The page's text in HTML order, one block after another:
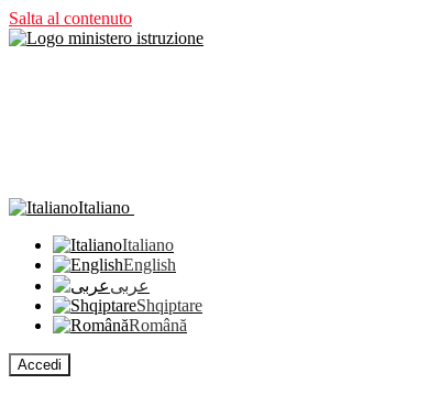
Salta al contenuto
Italiano
Italiano
English
عربى
Shqiptare
Română
Accedi